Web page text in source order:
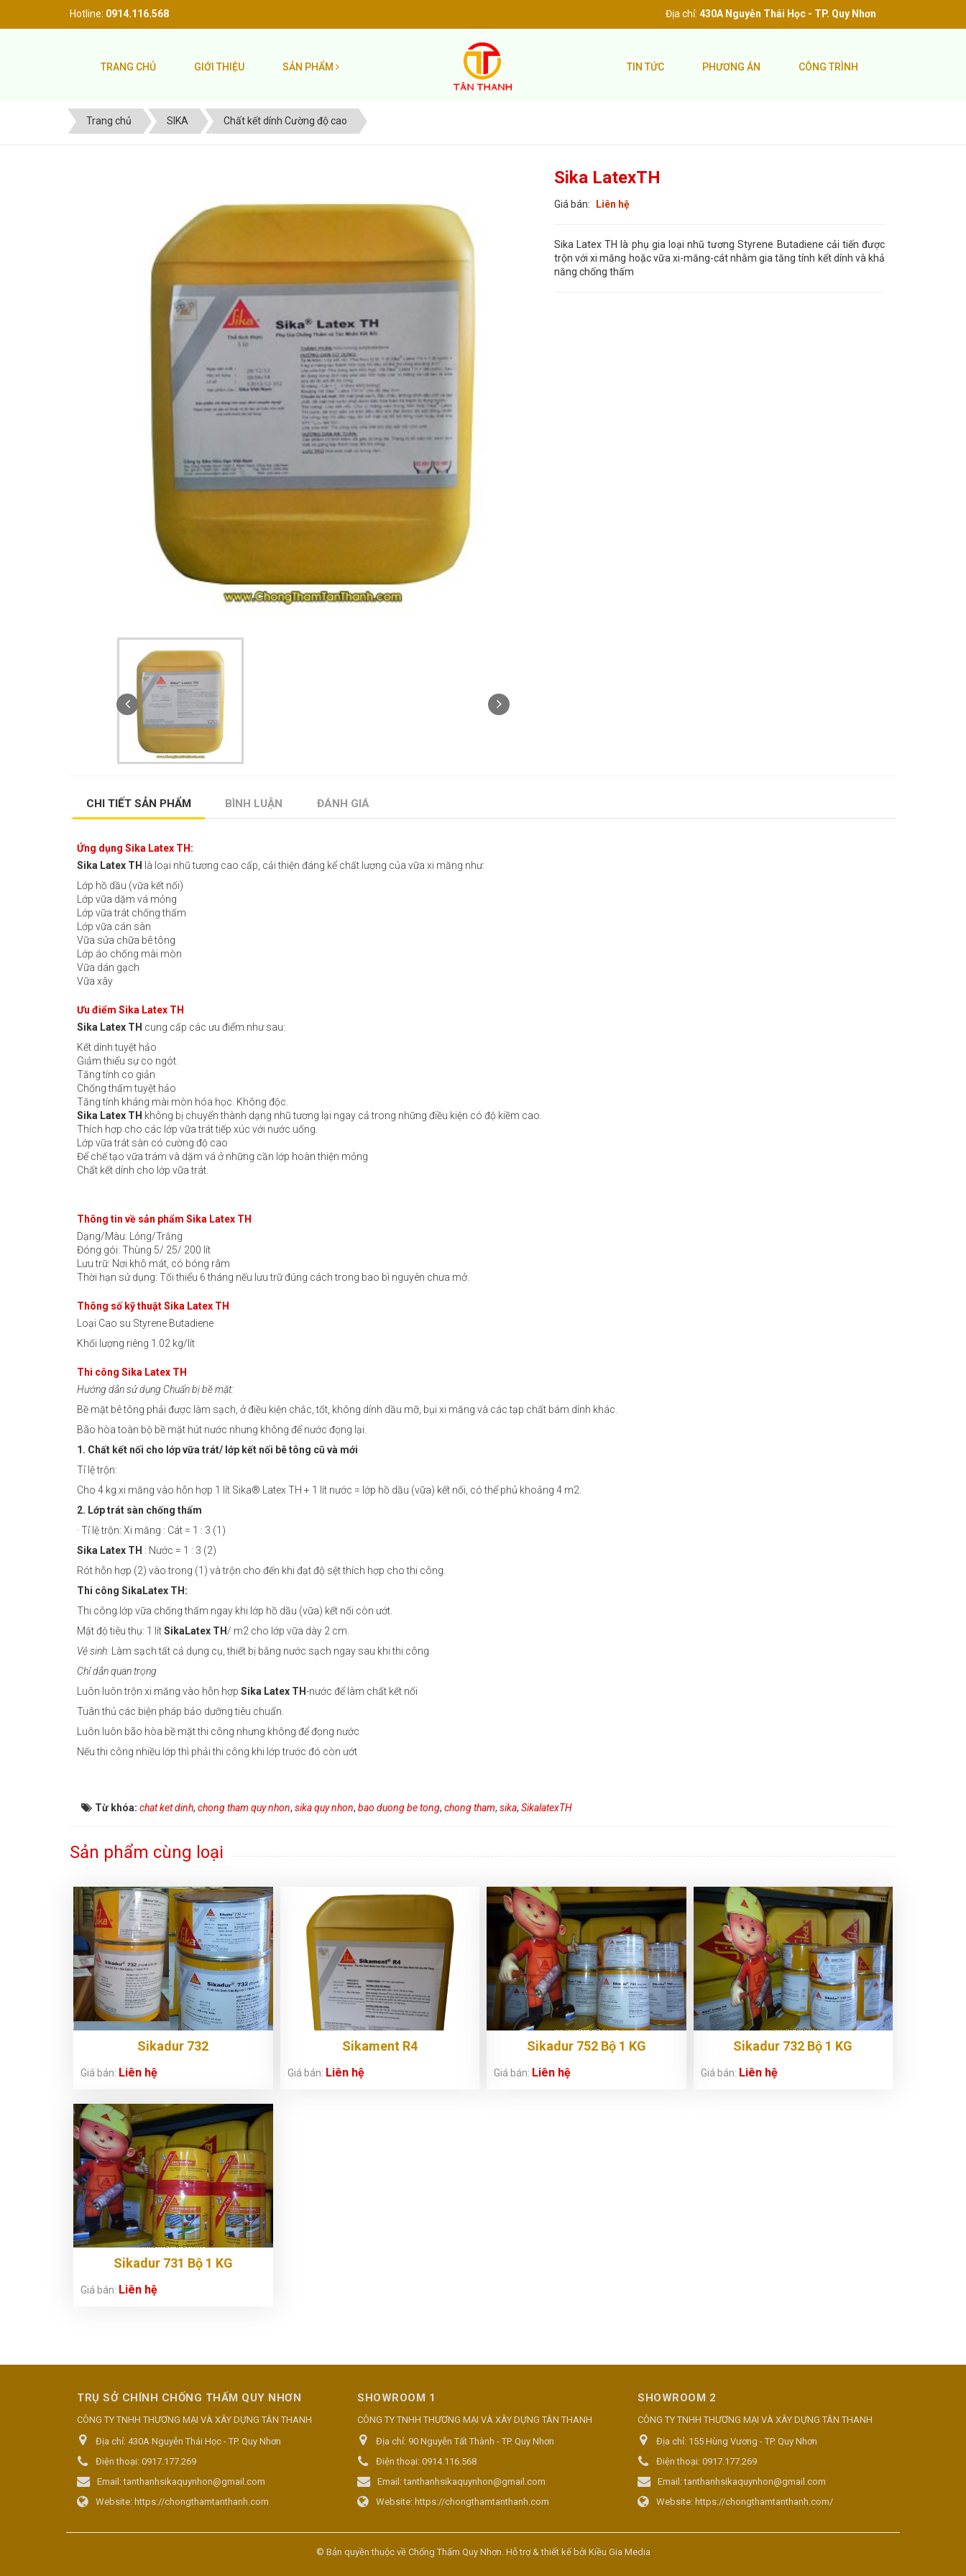
Hotline: 0914.116.568 Địa chỉ: 430A Nguyễn Thái Học - TP. Quy Nhơn
TRANG CHỦ GIỚI THIỆU SẢN PHẨM TIN TỨC PHƯƠNG ÁN CÔNG TRÌNH
Trang chủ SIKA Chất kết dính Cường độ cao
Sika LatexTH
Giá bán: Liên hệ
Sika Latex TH là phụ gia loại nhũ tương Styrene Butadiene cải tiến được
trộn với xi măng hoặc vữa xi-măng-cát nhằm gia tăng tính kết dính và khả
năng chống thấm
CHI TIẾT SẢN PHẨM BÌNH LUẬN ĐÁNH GIÁ
Ứng dụng Sika Latex TH:
Sika Latex TH
là loại nhũ tương cao cấp, cải thiện đáng kể chất lượng của vữa xi măng như:
Lớp hồ dầu (vữa kết nối)
Lớp vữa dặm vá mỏng
Lớp vữa trát chống thấm
Lớp vữa cán sàn
Vữa sửa chữa bê tông
Lớp áo chống mài mòn
Vữa dán gạch
Vữa xây
Ưu điểm Sika Latex TH
Sika Latex TH cung cấp các ưu điểm như sau:
Kết dính tuyệt hảo
Giảm thiểu sự co ngót.
Tăng tính co giản
Chống thấm tuyệt hảo
Tăng tính kháng mài mòn hóa học. Không độc.
Sika Latex TH không bị chuyển thành dạng nhũ tương lại ngay cả trong những điều kiện có độ kiềm cao.
Thích hợp cho các lớp vữa trát tiếp xúc với nước uống.
Lớp vữa trát sàn có cường độ cao
Để chế tạo vữa trám và dặm vá ở những cần lớp hoàn thiện mỏng
Chất kết dính cho lớp vữa trát.
Thông tin về sản phẩm Sika Latex TH
Dạng/Màu: Lỏng/Trắng
Đóng gói: Thùng 5/ 25/ 200 lít
Lưu trữ: Nơi khô mát, có bóng râm
Thời hạn sử dụng: Tối thiểu 6 tháng nếu lưu trữ đúng cách trong bao bì nguyên chưa mở.
Thông số kỹ thuật Sika Latex TH
Loại Cao su Styrene Butadiene
Khối lượng riêng 1.02 kg/lít
Thi công Sika Latex TH
Hướng dẫn sử dụng Chuẩn bị bề mặt:
Bề mặt bê tông phải được làm sạch, ở điều kiện chắc, tốt, không dính dầu mỡ, bụi xi măng và các tạp chất bám dính khác.
Bão hòa toàn bộ bề mặt hút nước nhưng không để nước đọng lại.
1. Chất kết nối cho lớp vữa trát/ lớp kết nối bê tông cũ và mới
Tỉ lệ trộn:
Cho 4 kg xi măng vào hỗn hợp 1 lít Sika® Latex TH + 1 lít nước = lớp hồ dầu (vữa) kết nối, có thể phủ khoảng 4 m2.
2. Lớp trát sàn chống thấm
· Tỉ lệ trộn: Xi măng : Cát = 1 : 3 (1)
Sika Latex TH : Nước = 1 : 3 (2)
Rót hỗn hợp (2) vào trong (1) và trộn cho đến khi đạt độ sệt thích hợp cho thi công.
Thi công SikaLatex TH:
Thi công lớp vữa chống thấm ngay khi lớp hồ dầu (vữa) kết nối còn ướt.
Mật độ tiêu thụ: 1 lítSikaLatex TH / m2 cho lớp vữa dày 2 cm.
Vệ sinh: Làm sạch tất cả dụng cụ, thiết bị bằng nước sạch ngay sau khi thi công
Chỉ dẫn quan trọng
Luôn luôn trộn xi măng vào hỗn hợp Sika Latex TH-nước để làm chất kết nối
Tuân thủ các biện pháp bảo dưỡng tiêu chuẩn.
Luôn luôn bão hòa bề mặt thi công nhưng không để đọng nước
Nếu thi công nhiều lớp thì phải thi công khi lớp trước đó còn ướt
Từ khóa: chat ket dinh, chong tham quy nhon, sika quy nhon, bao duong be tong, chong tham, sika, SikalatexTH
Sản phẩm cùng loại
Sikadur 732
Giá bán: Liên hệ
Sikament R4
Giá bán: Liên hệ
Sikadur 752 Bộ 1 KG
Giá bán: Liên hệ
Sikadur 732 Bộ 1 KG
Giá bán: Liên hệ
Sikadur 731 Bộ 1 KG
Giá bán: Liên hệ
TRỤ SỞ CHÍNH CHỐNG THẤM QUY NHƠN
CÔNG TY TNHH THƯƠNG MẠI VÀ XÂY DỰNG TÂN THANH
Địa chỉ: 430A Nguyễn Thái Học - TP. Quy Nhơn
Điện thoại: 0917.177.269
Email:tanthanhsikaquynhon@gmail.com
Website: https://chongthamtanthanh.com
SHOWROOM 1
CÔNG TY TNHH THƯƠNG MẠI VÀ XÂY DỰNG TÂN THANH
Địa chỉ: 90 Nguyễn Tất Thành - TP. Quy Nhơn
Điện thoại: 0914.116.568
Email:tanthanhsikaquynhon@gmail.com
Website: https://chongthamtanthanh.com
SHOWROOM 2
CÔNG TY TNHH THƯƠNG MẠI VÀ XÂY DỰNG TÂN THANH
Địa chỉ: 155 Hùng Vương - TP. Quy Nhơn
Điện thoại: 0917.177.269
Email:tanthanhsikaquynhon@gmail.com
Website: https://chongthamtanthanh.com/
© Bản quyền thuộc về Chống Thấm Quy Nhơn. Hỗ trợ & thiết kế bởi Kiều Gia Media